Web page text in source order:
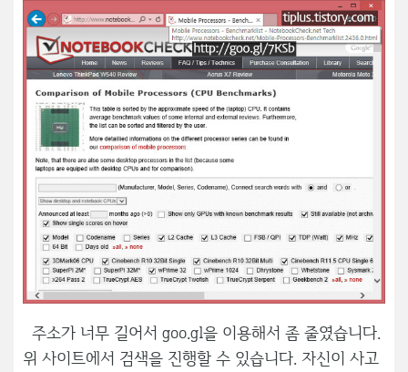
주소가 너무 길어서 goo.gl을 이용해서 좀 줄였습니다.
위 사이트에서 검색을 진행할 수 있습니다. 자신이 사고